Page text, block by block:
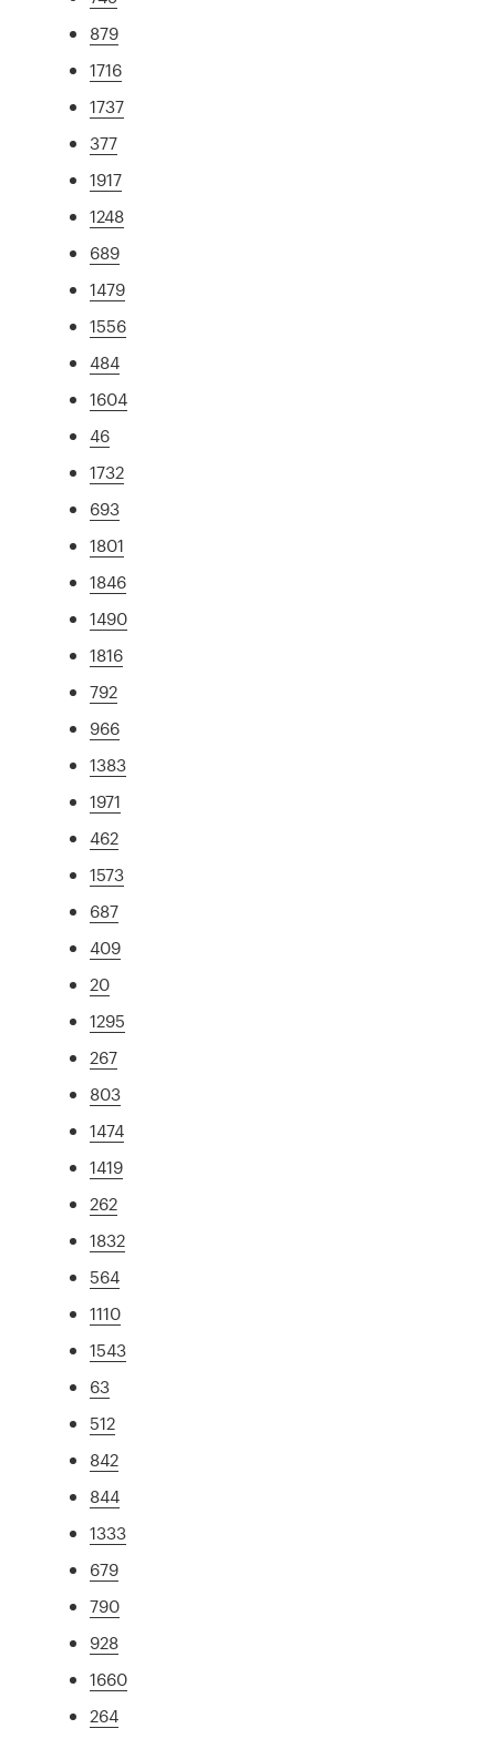
879
1716
1737
377
1917
1248
689
1479
1556
484
1604
46
1732
693
1801
1846
1490
1816
792
966
1383
1971
462
1573
687
409
20
1295
267
803
1474
1419
262
1832
564
1110
1543
63
512
842
844
1333
679
790
928
1660
264